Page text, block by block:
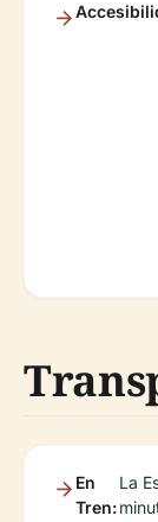
En
Tren:
La